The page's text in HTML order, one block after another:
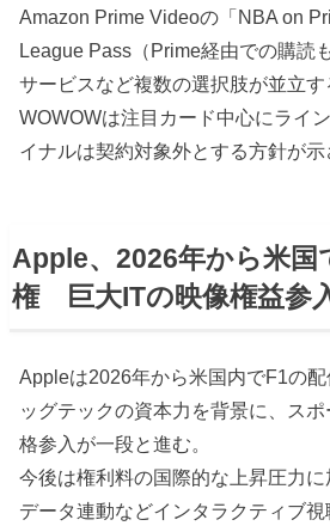
Amazon Prime Videoの「NBA on
League Pass（Prime経由での購読
サービスなど複数の選択肢が並立す
WOWOWは注目カード中心にライ
イナルは契約対象外とする方針が示
Apple、2026年から米国
権 巨大ITの映像権益参
Appleは2026年から米国内でF1の
ッグテックの資本力を背景に、ス
格参入が一段と進む。
今後は権利料の国際的な上昇圧力
データ連動などインタラクティブ